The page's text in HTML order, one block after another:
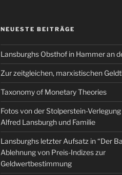
NEUESTE BEITRÄGE
Lansburghs Obsthof in Hammer an
Zur zeitgleichen, marxistischen
Taxonomy of Monetary Theories
Fotos von der Stolperstein-
Alfred Lansburgh und Familie
Lansburghs letzter Aufsatz in “Der
Ablehnung von Preis-Indizes zur
Geldwertbestimmung